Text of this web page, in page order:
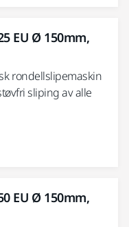
EU Ø 150mm,
rondellslipemaskin
sliping av alle
EU Ø 150mm,